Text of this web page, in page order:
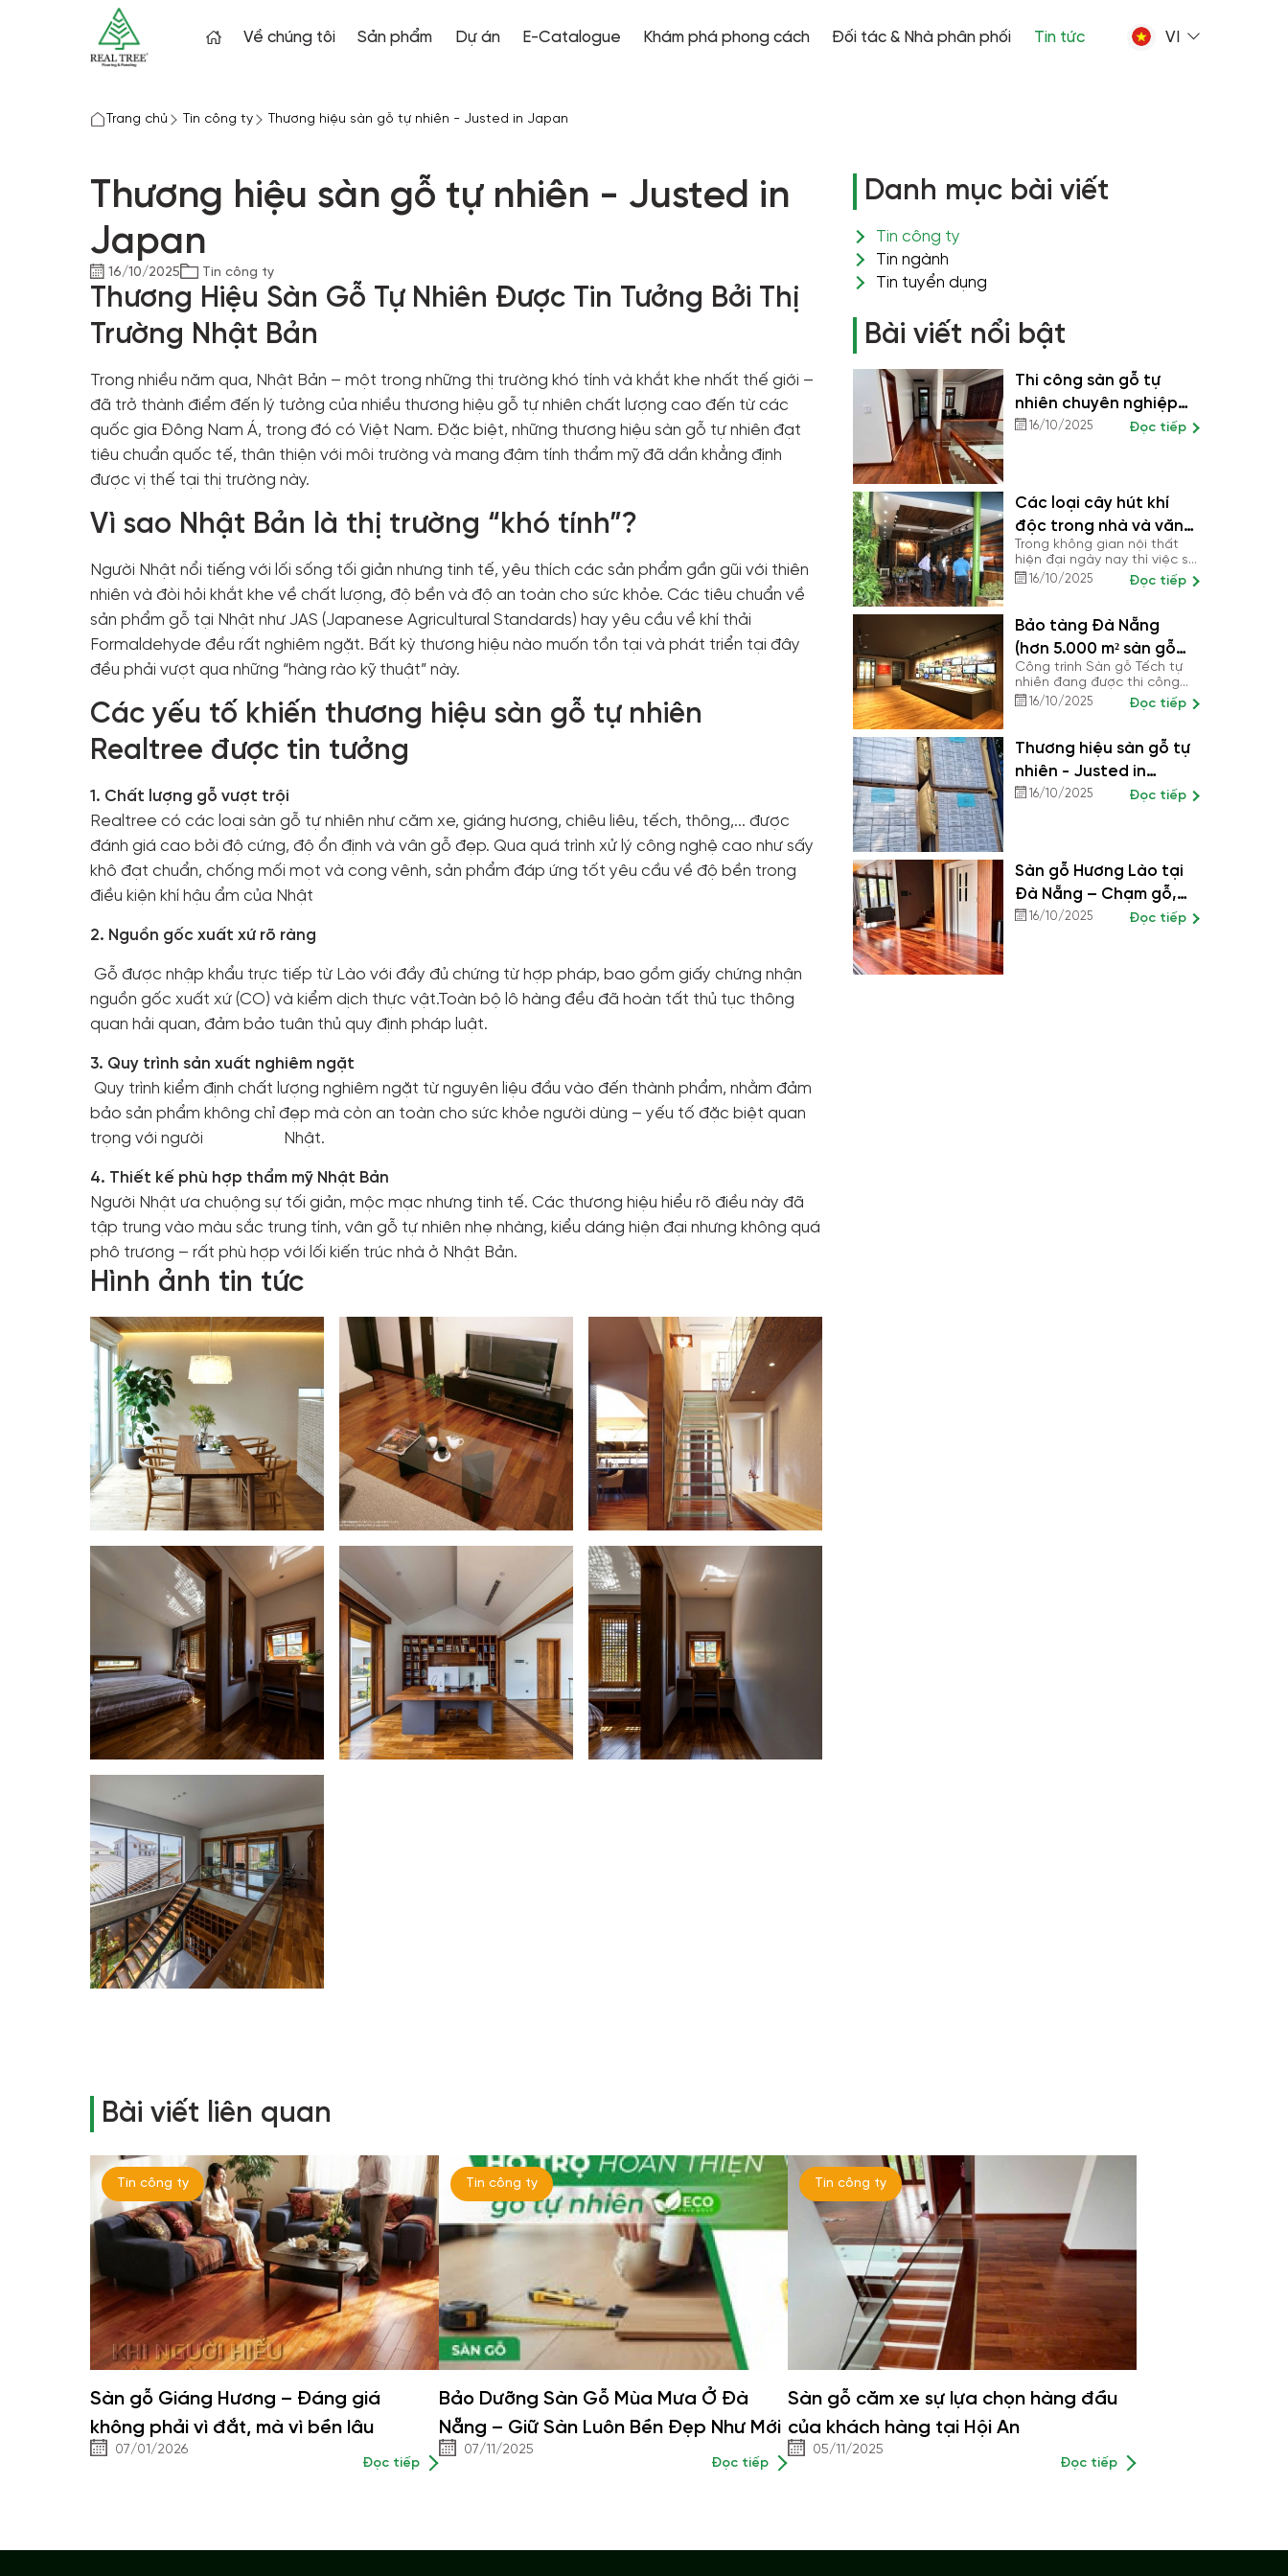
Về chúng tôi Sản phẩm
lót
ốp
ốp
trần
Gỗ
ngoài
trời
cầu
thang
Dự án
khẩu
Công
dụng
E-Catalogue Khám phá phong cách Đối tác & Nhà phân phối Tin tức VI
Trang chủ Tin công ty Thương hiệu sàn gỗ tự nhiên - Justed in Japan
Thương hiệu sàn gỗ tự nhiên - Justed in
Japan
16/10/2025 Tin công ty
Thương Hiệu Sàn Gỗ Tự Nhiên Được Tin Tưởng Bởi Thị
Trường Nhật Bản
Trong nhiều năm qua, Nhật Bản – một trong những thị trường khó tính và khắt khe nhất thế giới –
đã trở thành điểm đến lý tưởng của nhiều thương hiệu gỗ tự nhiên chất lượng cao đến từ các
quốc gia Đông Nam Á, trong đó có Việt Nam. Đặc biệt, những thương hiệu sàn gỗ tự nhiên đạt
tiêu chuẩn quốc tế, thân thiện với môi trường và mang đậm tính thẩm mỹ đã dần khẳng định
được vị thế tại thị trường này.
Vì sao Nhật Bản là thị trường “khó tính”?
Người Nhật nổi tiếng với lối sống tối giản nhưng tinh tế, yêu thích các sản phẩm gần gũi với thiên
nhiên và đòi hỏi khắt khe về chất lượng, độ bền và độ an toàn cho sức khỏe. Các tiêu chuẩn về
sản phẩm gỗ tại Nhật như JAS (Japanese Agricultural Standards) hay yêu cầu về khí thải
Formaldehyde đều rất nghiêm ngặt. Bất kỳ thương hiệu nào muốn tồn tại và phát triển tại đây
đều phải vượt qua những “hàng rào kỹ thuật” này.
Các yếu tố khiến thương hiệu sàn gỗ tự nhiên
Realtree được tin tưởng
1. Chất lượng gỗ vượt trội
Realtree có các loại sàn gỗ tự nhiên như căm xe, giáng hương, chiêu liêu, tếch, thông,... được
đánh giá cao bởi độ cứng, độ ổn định và vân gỗ đẹp. Qua quá trình xử lý công nghệ cao như sấy
khô đạt chuẩn, chống mối mọt và cong vênh, sản phẩm đáp ứng tốt yêu cầu về độ bền trong
điều kiện khí hậu ẩm của Nhật
2. Nguồn gốc xuất xứ rõ ràng
Gỗ được nhập khẩu trực tiếp từ Lào với đầy đủ chứng từ hợp pháp, bao gồm giấy chứng nhận
nguồn gốc xuất xứ (CO) và kiểm dịch thực vật.Toàn bộ lô hàng đều đã hoàn tất thủ tục thông
quan hải quan, đảm bảo tuân thủ quy định pháp luật.
3. Quy trình sản xuất nghiêm ngặt
Quy trình kiểm định chất lượng nghiêm ngặt từ nguyên liệu đầu vào đến thành phẩm, nhằm đảm
bảo sản phẩm không chỉ đẹp mà còn an toàn cho sức khỏe người dùng – yếu tố đặc biệt quan
trọng với người Nhật.
4. Thiết kế phù hợp thẩm mỹ Nhật Bản
Người Nhật ưa chuộng sự tối giản, mộc mạc nhưng tinh tế. Các thương hiệu hiểu rõ điều này đã
tập trung vào màu sắc trung tính, vân gỗ tự nhiên nhẹ nhàng, kiểu dáng hiện đại nhưng không quá
phô trương – rất phù hợp với lối kiến trúc nhà ở Nhật Bản.
Hình ảnh tin tức
Danh mục bài viết
Tin công ty
Tin ngành
Tin tuyển dụng
Bài viết nổi bật
Thi công sàn gỗ tự
nhiên chuyên nghiệp
tại Đà Nẵng – Bền
16/10/2025 Đọc tiếp
Các loại cây hút khí
độc trong nhà và văn
phòng cực tốt
Trong không gian nội thất
hiện đại ngày nay thì việc sử
dụng cây cảnh trong không
gian đã rất được mọi người
là có tác dụng giúp cho
không gian sống của bạn
gần với thiên nhiên, làm cho
căn nhà của bạn đẹp hơn,
thẩm mỹ hơn mà nó còn
đem lại không khí trong
lành, loại bỏ khí độc bảo vệ
người.
16/10/2025 Đọc tiếp
Bảo tàng Đà Nẵng
(hơn 5.000 m² sàn gỗ
Tếch)
Công trình Sàn gỗ Tếch tự
nhiên đang được thi công
hoàn thiện
16/10/2025 Đọc tiếp
Thương hiệu sàn gỗ tự
nhiên - Justed in
Japan
16/10/2025 Đọc tiếp
Sàn gỗ Hương Lào tại
Đà Nẵng – Chạm gỗ,
chạm vào đẳng cấp
16/10/2025 Đọc tiếp
Bài viết liên quan
Tin công ty
Sàn gỗ Giáng Hương – Đáng giá
không phải vì đắt, mà vì bền lâu
07/01/2026
Đọc tiếp
Tin công ty
Bảo Dưỡng Sàn Gỗ Mùa Mưa Ở Đà
Nẵng – Giữ Sàn Luôn Bền Đẹp Như Mới
07/11/2025
Đọc tiếp
Tin công ty
Sàn gỗ căm xe sự lựa chọn hàng đầu
của khách hàng tại Hội An
05/11/2025
Đọc tiếp